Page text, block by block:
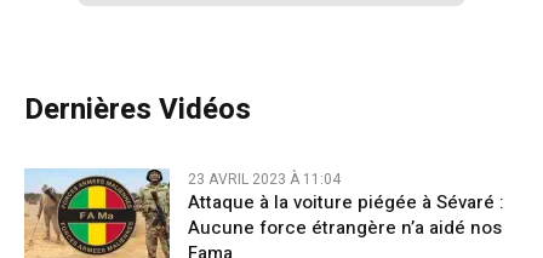
Dernières Vidéos
23 AVRIL 2023 À 11:04
Attaque à la voiture piégée à Sévaré :
Aucune force étrangère n’a aidé nos